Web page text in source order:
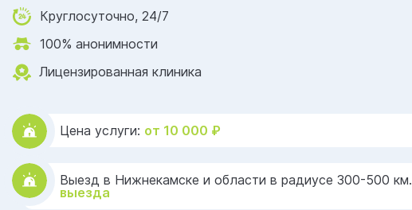
Круглосуточно, 24/7
100% анонимности
Лицензированная клиника
Цена услуги: от 10 000 ₽
Выезд в Нижнекамске и области в радиусе 300-500 км.
выезда